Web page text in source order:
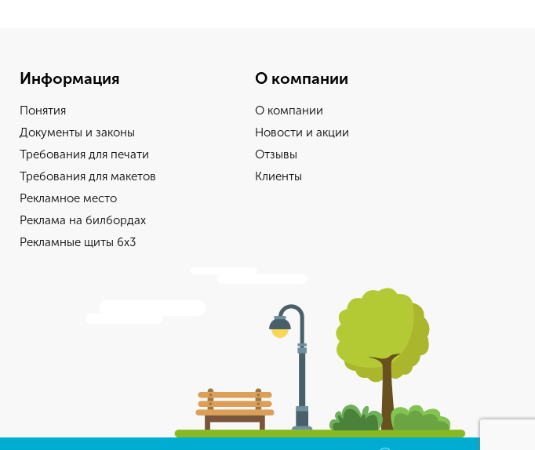
Информация
Понятия
Документы и законы
Требования для печати
Требования для макетов
Рекламное место
Реклама на билбордах
Рекламные щиты 6х3
О компании
О компании
Новости и акции
Отзывы
Клиенты